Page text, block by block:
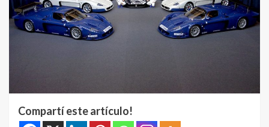
Compartí este artículo!